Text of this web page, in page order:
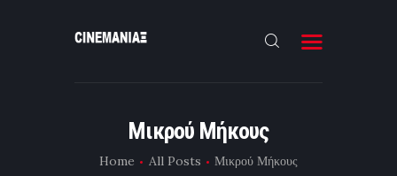
Μικρού Μήκους
Home All Posts Μικρού Μήκους